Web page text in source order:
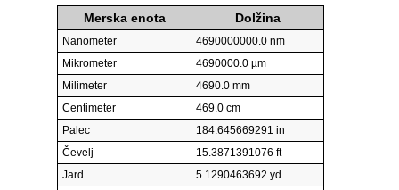
Merska enota Dolžina
Nanometer
4690000000.0 nm
Mikrometer
4690000.0 µm
Milimeter
4690.0 mm
Centimeter
469.0 cm
Palec
184.645669291 in
Čevelj
15.3871391076 ft
Jard
5.1290463692 yd